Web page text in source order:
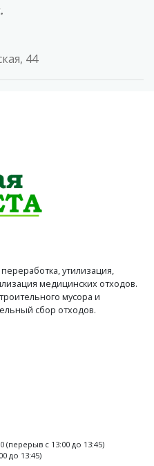
44
утилизация,
медицинских отходов.
мусора и
сбор отходов.
(перерыв с 13:00 до 13:45)
до 13:45)